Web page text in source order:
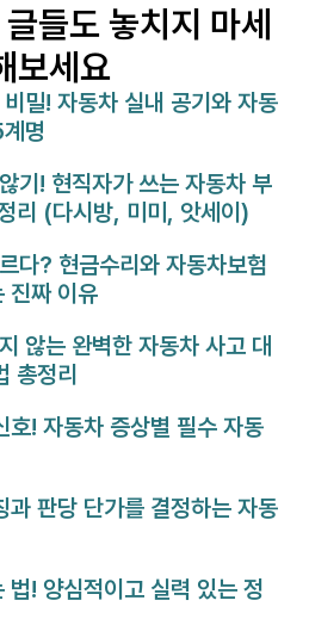
들도 놓치지 마세
보세요
밀! 자동차 실내 공기와 자동
명
기! 현직자가 쓰는 자동차 부
리 (다시방, 미미, 앗세이)
다? 현금수리와 자동차보험
진짜 이유
않는 완벽한 자동차 사고 대
총정리
호! 자동차 증상별 필수 자동
과 판당 단가를 결정하는 자동
법! 양심적이고 실력 있는 정